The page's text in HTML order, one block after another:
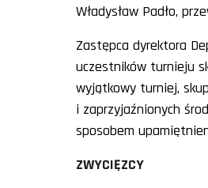
Władysław Padło,
Zastępca dyrektora
uczestników turnieju
wyjątkowy turniej,
i zaprzyjaźnionych
sposobem
ZWYCIĘZCY